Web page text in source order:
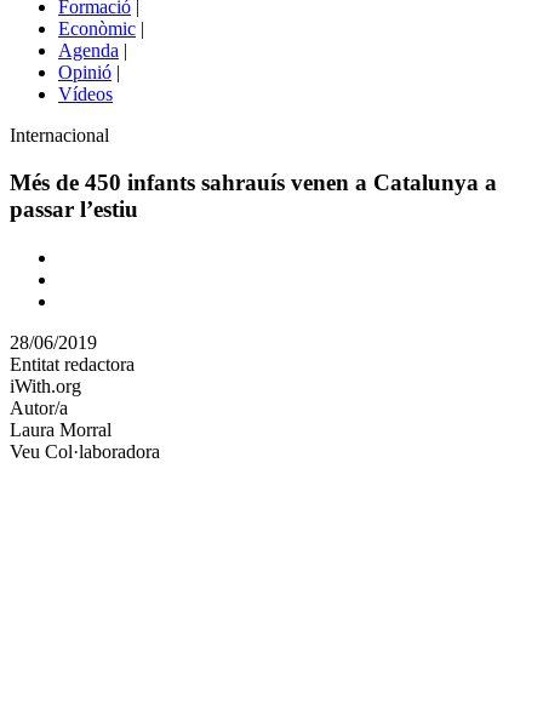
Formació |
Econòmic |
Agenda |
Opinió |
Vídeos
Àmbit
la
Internacional
Més de 450 infants sahrauís venen a Catalunya a
passar l’estiu
Comparteix
altres
xarxes
socials
28/06/2019
Entitat redactora
iWith.org
Autor/a
Laura Morral
Veu Col·laboradora